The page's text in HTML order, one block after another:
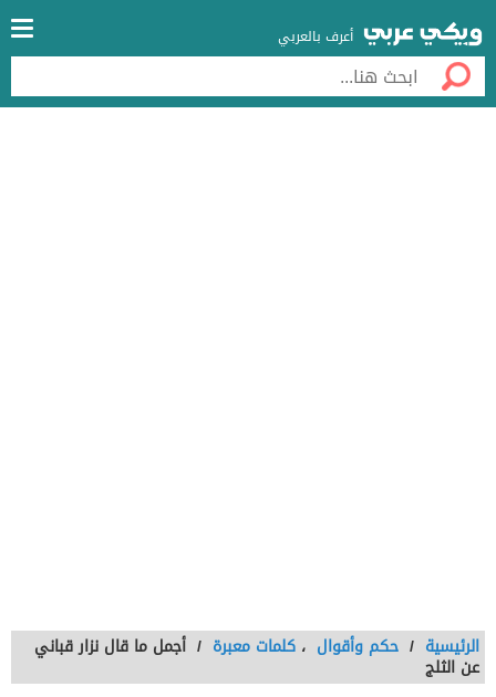
أعرف بالعربي
الرئيسية / حكم وأقوال ، كلمات معبرة / أجمل ما قال نزار قباني
عن الثلج